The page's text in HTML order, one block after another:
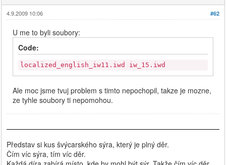
#62
4.9.2009 10:06
U me to byli soubory:
Code:
localized_english_iw11.iwd iw_15.iwd
Ale moc jsme tvuj problem s timto nepochopil, takze je mozne,
ze tyhle soubory ti nepomohou.
Představ si kus švýcarského sýra, který je plný děr.
Čím víc sýra, tím víc děr.